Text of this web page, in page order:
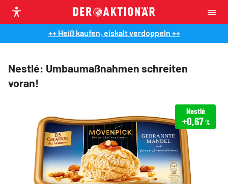
++ Heiß kaufen, eiskalt verdoppeln ++
Nestlé: Umbaumaßnahmen schreiten
voran!
Nestlé
+0,67%